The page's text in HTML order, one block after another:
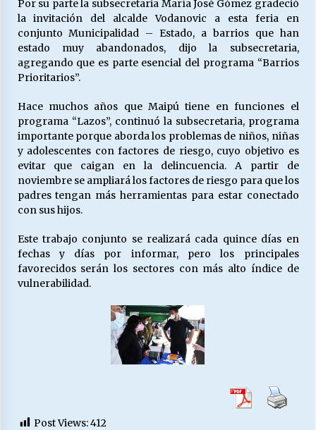
Por su parte la subsecretaria María José Gómez gradeció
la invitación del alcalde Vodanovic a esta feria en
conjunto Municipalidad – Estado, a barrios que han
estado muy abandonados, dijo la subsecretaria,
agregando que es parte esencial del programa “Barrios
Prioritarios”.
Hace muchos años que Maipú tiene en funciones el
programa “Lazos”, continuó la subsecretaria, programa
importante porque aborda los problemas de niños, niñas
y adolescentes con factores de riesgo, cuyo objetivo es
evitar que caigan en la delincuencia. A partir de
noviembre se ampliará los factores de riesgo para que los
padres tengan más herramientas para estar conectado
con sus hijos.
Este trabajo conjunto se realizará cada quince días en
fechas y días por informar, pero los principales
favorecidos serán los sectores con más alto índice de
vulnerabilidad.
Post Views:412